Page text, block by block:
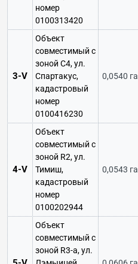
номер
0100313420
3-V
Объект
совместимый с
зоной C4, ул.
Спартакус,
кадастровый
номер
0100416230
0,0540 га
4-V
Объект
совместимый с
зоной R2, ул.
Тимиш,
кадастровый
номер
0100202944
0,0543 га
Объект
совместимый с
зоной R3-a, ул.